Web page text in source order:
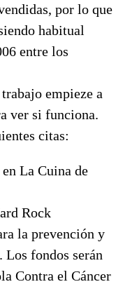
por lo que
habitual
entre los
empieze a
ver si funciona.
citas:
La Cuina de
Rock
la prevención y
Los fondos serán
Contra el Cáncer